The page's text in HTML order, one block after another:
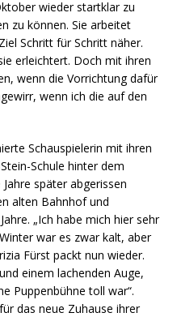
wieder startklar zu
zu können. Sie arbeitet
Schritt für Schritt näher.
erleichtert. Doch mit ihren
wenn die Vorrichtung dafür
wenn ich die auf den
Schauspielerin mit ihren
Schule hinter dem
später abgerissen
alten Bahnhof und
„Ich habe mich hier sehr
war es zwar kalt, aber
Fürst packt nun wieder.
einem lachenden Auge,
Puppenbühne toll war“.
das neue Zuhause ihrer